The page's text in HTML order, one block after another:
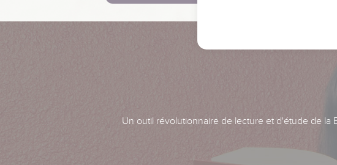
Un outil révolutionnaire de lecture et d'étude de la